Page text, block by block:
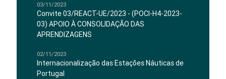
03/11/2023
Convite 03/REACT-UE/2023 - (POCI-H4-2023-
03) APOIO À CONSOLIDAÇÃO DAS
APRENDIZAGENS
02/11/2023
Internacionalização das Estações Náuticas de
Portugal